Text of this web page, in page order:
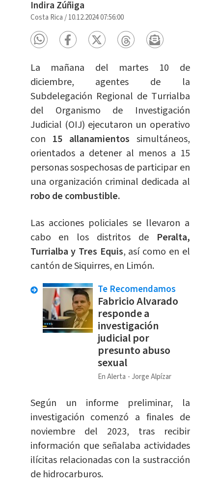
Indira Zúñiga
Costa Rica /10.12.2024 07:56:00
La mañana del martes 10 de
diciembre, agentes de la
Subdelegación Regional de Turrialba
del Organismo de Investigación
Judicial (OIJ) ejecutaron un operativo
con 15 allanamientos simultáneos,
orientados a detener al menos a 15
personas sospechosas de participar en
una organización criminal dedicada al
robo de combustible.
Las acciones policiales se llevaron a
cabo en los distritos dePeralta,
Turrialba y Tres Equis, así como en el
cantón de Siquirres, en Limón.
Te Recomendamos
Fabricio Alvarado
responde a
investigación
judicial por
presunto abuso
sexual
En Alerta Jorge Alpízar
Según un informe preliminar, la
investigación comenzó a finales de
noviembre del 2023, tras recibir
información que señalaba actividades
ilícitas relacionadas con la sustracción
de hidrocarburos.